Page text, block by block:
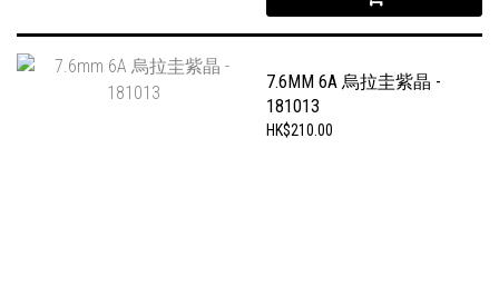
7.6MM 6A 烏拉圭紫晶 -
181013
HK$210.00